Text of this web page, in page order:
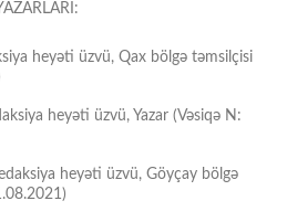
heyəti üzvü, Qax bölgə təmsilçisi
heyəti üzvü, Yazar (Vəsiqə N:
heyəti üzvü, Göyçay bölgə